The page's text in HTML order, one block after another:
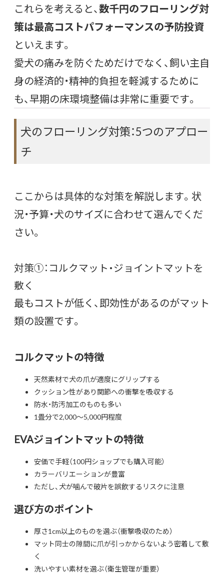
これらを考えると、数千円のフローリング対
策は最高コストパフォーマンスの予防投資
といえます。
愛犬の痛みを防ぐためだけでなく、飼い主自
身の経済的・精神的負担を軽減するために
も、早期の床環境整備は非常に重要です。
犬のフローリング対策：5つのアプロー
チ
ここからは具体的な対策を解説します。状
況・予算・犬のサイズに合わせて選んでくだ
さい。
対策①：コルクマット・ジョイントマットを
敷く
最もコストが低く、即効性があるのがマット
類の設置です。
コルクマットの特徴
天然素材で犬の爪が適度にグリップする
クッション性があり関節への衝撃を吸収する
防水・防汚加工のものも多い
1畳分で2,000〜5,000円程度
EVAジョイントマットの特徴
安価で手軽（100円ショップでも購入可能）
カラーバリエーションが豊富
ただし、犬が噛んで破片を誤飲するリスクに注意
選び方のポイント
厚さ1cm以上のものを選ぶ（衝撃吸収のため）
マット同士の隙間に爪が引っかからないよう密着して敷
く
洗いやすい素材を選ぶ（衛生管理が重要）